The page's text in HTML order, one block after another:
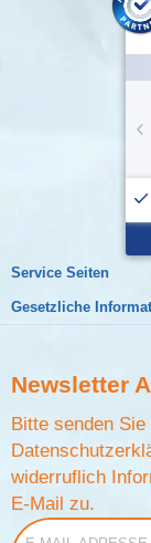
Service Seiten
Gesetzliche
Newsletter
Bitte senden
widerruflich
E-Mail zu.
E-Mail-Adresse